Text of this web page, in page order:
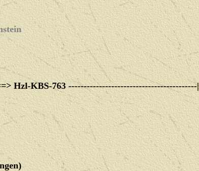
Hzl-KBS-763 ------------------------------------------|